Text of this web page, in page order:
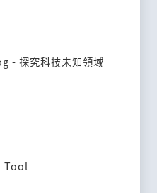
- 探究科技未知領域
Tool